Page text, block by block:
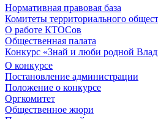
Нормативная правовая база
Комитеты территориального
О работе КТОСов
Общественная палата
Конкурс «Знай и люби родной
О конкурсе
Постановление администрации
Положение о конкурсе
Оргкомитет
Общественное жюри